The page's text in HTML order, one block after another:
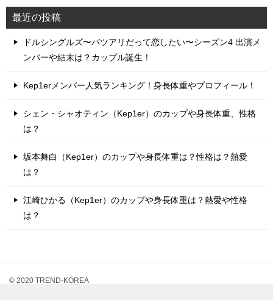
最近の投稿
ドルシングルズ〜バツアリだって恋したい〜シーズン4 出演メ
ンバーや結末は？カップル誕生！
Kep1erメンバー人気ランキング！身長体重やプロフィール！
シェン・シャオティン（Kep1er）のカップや身長体重、性格
は？
坂本舞白（Kep1er）のカップや身長体重は？性格は？熱愛
は？
江崎ひかる（Kep1er）のカップや身長体重は？熱愛や性格
は？
© 2020 TREND-KOREA